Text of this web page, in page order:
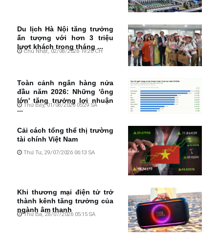
Du lịch Hà Nội tăng trưởng
ấn tượng với hơn 3 triệu
lượt khách trong tháng ...
Chủ Nhật, 02/08/2026 19:20 CH
Toàn cảnh ngân hàng nửa
đầu năm 2026: Những 'ông
lớn' tăng trưởng lợi nhuận
...
Thứ Bảy, 01/08/2026 05:29 SA
Cải cách tổng thể thị trường
tài chính Việt Nam
Thứ Tư, 29/07/2026 06:13 SA
Khi thương mại điện tử trở
thành kênh tăng trưởng của
ngành âm thanh
Thứ Ba, 28/07/2026 05:15 SA